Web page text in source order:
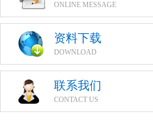
ONLINE MESSAGE
资料下载
DOWNLOAD
联系我们
CONTACT US